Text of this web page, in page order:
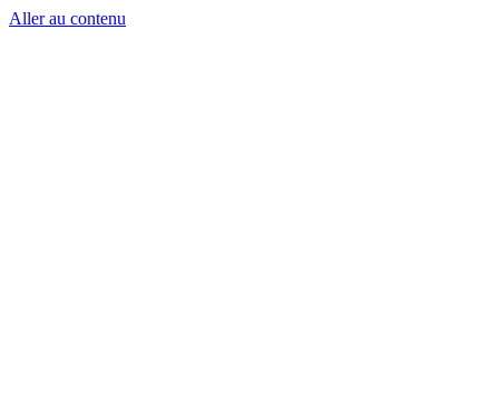
Aller au contenu